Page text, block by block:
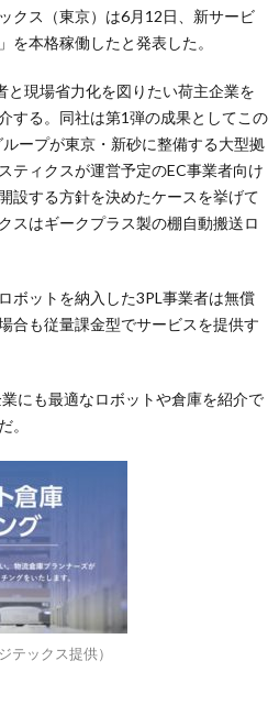
クス（東京）は6月12日、新サービ
を本格稼働したと発表した。
と現場省力化を図りたい荷主企業を
する。同社は第1弾の成果としてこの
ープが東京・新砂に整備する大型拠
ティクスが運営予定のEC事業者向け
設する方針を決めたケースを挙げて
スはギークプラス製の棚自動搬送ロ
ボットを納入した3PL事業者は無償
合も従量課金型でサービスを提供す
にも最適なロボットや倉庫を紹介で
。
テックス提供）